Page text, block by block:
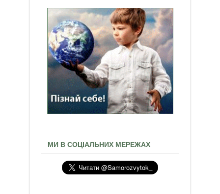
МИ В СОЦІАЛЬНИХ МЕРЕЖАХ